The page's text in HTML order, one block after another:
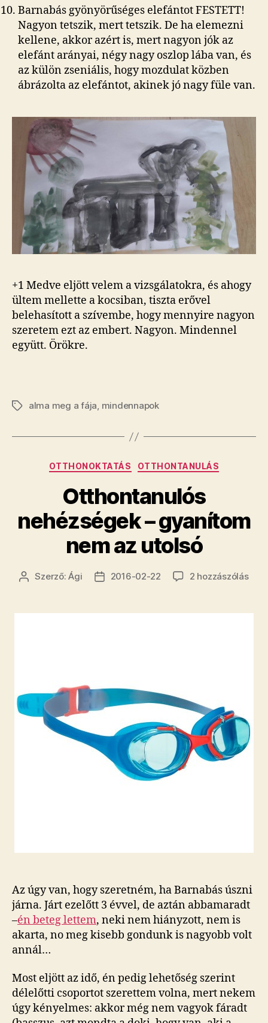
Barnabás gyönyörűséges elefántot FESTETT!
Nagyon tetszik, mert tetszik. De ha elemezni
kellene, akkor azért is, mert nagyon jók az
elefánt arányai, négy nagy oszlop lába van, és
az külön zseniális, hogy mozdulat közben
ábrázolta az elefántot, akinek jó nagy füle van.
+1 Medve eljött velem a vizsgálatokra, és ahogy
ültem mellette a kocsiban, tiszta erővel
belehasított a szívembe, hogy mennyire nagyon
szeretem ezt az embert. Nagyon. Mindennel
együtt. Örökre.
Címkékalma meg a fája, mindennapok
Kategóriák
OTTHONOKTATÁS OTTHONTANULÁS
Otthontanulós
nehézségek – gyanítom
nem az utolsó
Bejegyzés
Szerző:Ági
Bejegyzés
2016-02-22 2 hozzászólás
Az úgy van, hogy szeretném, ha Barnabás úszni
járna. Járt ezelőtt 3 évvel, de aztán abbamaradt
–én beteg lettem, neki nem hiányzott, nem is
akarta, no meg kisebb gondunk is nagyobb volt
annál…
Most eljött az idő, én pedig lehetőség szerint
délelőtti csoportot szerettem volna, mert nekem
úgy kényelmes: akkor még nem vagyok fáradt